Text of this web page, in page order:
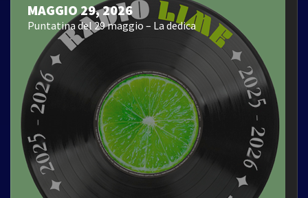
MAGGIO 29, 2026
Puntatina del 29 maggio – La dedica